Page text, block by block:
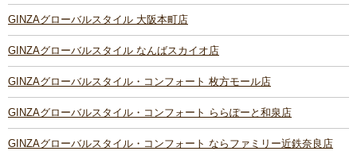
GINZAグローバルスタイル 大阪本町店
GINZAグローバルスタイル なんばスカイオ店
GINZAグローバルスタイル・コンフォート 枚方モール店
GINZAグローバルスタイル・コンフォート ららぽーと和泉店
GINZAグローバルスタイル・コンフォート ならファミリー近鉄奈良店